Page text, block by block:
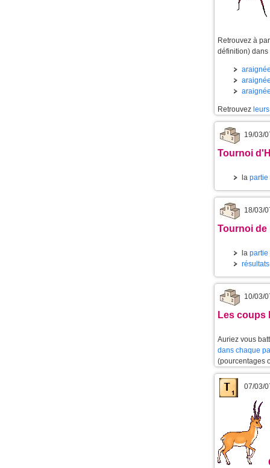
Retrouvez à
définition) dans
Retrouvez
19/03/
Tournoi
la partie
18/03/
Tournoi de
la partie
10/03/
Les coups
Auriez vous
dans chaque
(pourcentages
07/03/